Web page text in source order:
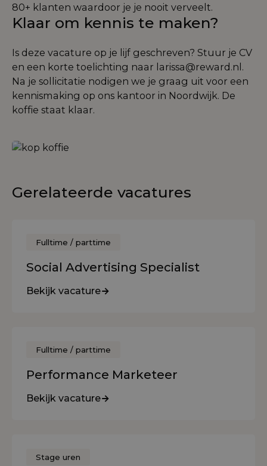
80+ klanten waardoor je je nooit verveelt.
Klaar om kennis te maken?
Is deze vacature op je lijf geschreven? Stuur je CV
en een korte toelichting naar larissa@reward.nl .
Na je sollicitatie nodigen we je graag uit voor een
kennismaking op ons kantoor in Noordwijk. De
koffie staat klaar.
Gerelateerde vacatures
Fulltime / parttime
Social Advertising Specialist
Bekijk vacature
Fulltime / parttime
Performance Marketeer
Bekijk vacature
Stage uren